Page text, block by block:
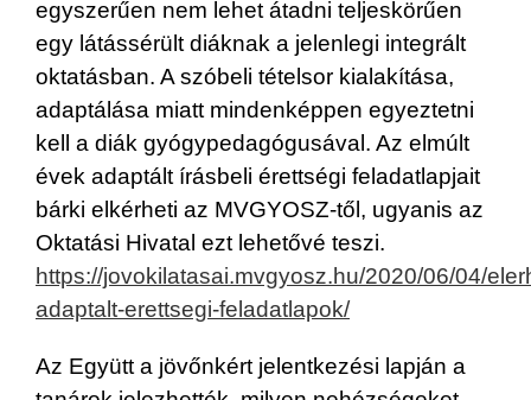
egyszerűen nem lehet átadni teljeskörűen
egy látássérült diáknak a jelenlegi integrált
oktatásban. A szóbeli tételsor kialakítása,
adaptálása miatt mindenképpen egyeztetni
kell a diák gyógypedagógusával. Az elmúlt
évek adaptált írásbeli érettségi feladatlapjait
bárki elkérheti az MVGYOSZ-től, ugyanis az
Oktatási Hivatal ezt lehetővé teszi.
https://jovokilatasai.mvgyosz.hu/2020/06/04/
adaptalt-erettsegi-feladatlapok/
Az Együtt a jövőnkért jelentkezési lapján a